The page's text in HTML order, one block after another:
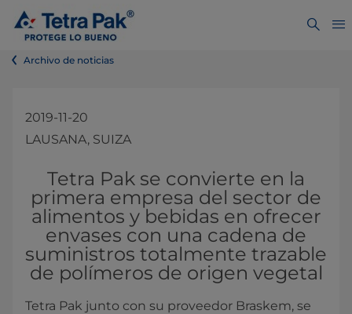
Archivo de noticias
2019-11-20
LAUSANA, SUIZA
​​Tetra Pak se convierte en la
primera empresa del sector de
alimentos y bebidas en ofrecer
envases con una cadena de
suministros totalmente trazable
de polímeros de origen vegetal
​Tetra Pak junto con su proveedor Braskem, se